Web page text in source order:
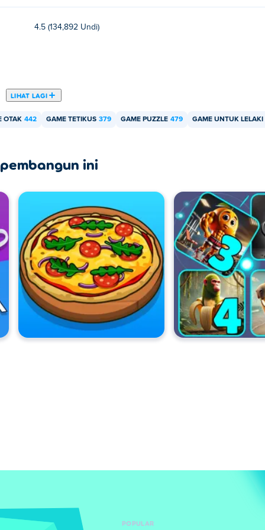
4.5 (134,892 Undi)
LIHAT LAGI
OTAK 442 GAME TETIKUS 379 GAME PUZZLE 479 GAME UNTUK LELAKI
ini
POPULAR